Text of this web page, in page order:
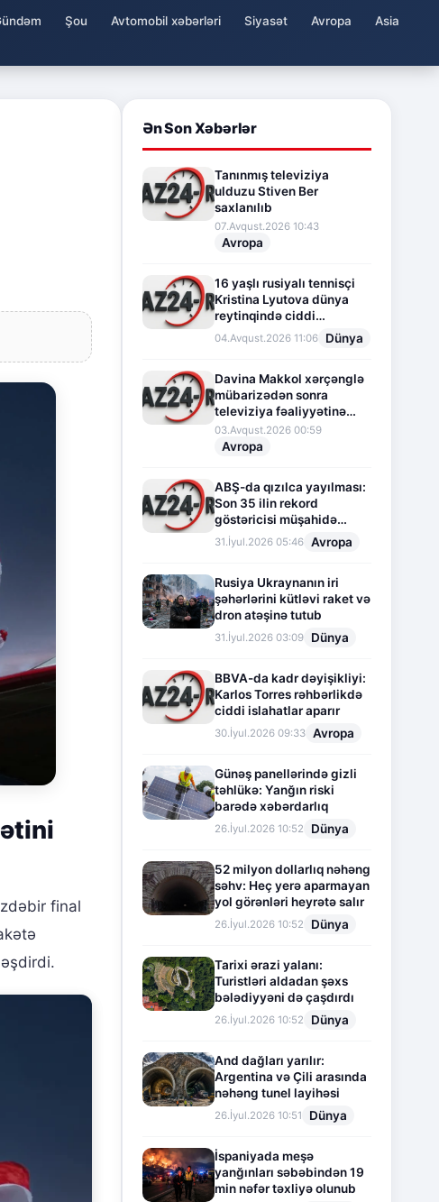
Şou Avtomobil xəbərləri Siyasət Avropa
Asia
final
Ən Son Xəbərlər
Tanınmış televiziya
ulduzu Stiven Ber
saxlanılıb
07.Avqust.2026 10:43
Avropa
16 yaşlı rusiyalı tennisçi
Kristina Lyutova dünya
reytinqində ciddi
irəliləyişə imza atdı
04.Avqust.2026 11:06 Dünya
Davina Makkol xərçənglə
mübarizədən sonra
televiziya fəaliyyətinə
fasilə verir
03.Avqust.2026 00:59
Avropa
ABŞ-da qızılca yayılması:
Son 35 ilin rekord
göstəricisi müşahidə
olunur
31.İyul.2026 05:46 Avropa
Rusiya Ukraynanın iri
şəhərlərini kütləvi raket və
dron atəşinə tutub
31.İyul.2026 03:09 Dünya
BBVA-da kadr dəyişikliyi:
Karlos Torres rəhbərlikdə
ciddi islahatlar aparır
30.İyul.2026 09:33 Avropa
Günəş panellərində gizli
təhlükə: Yanğın riski
barədə xəbərdarlıq
26.İyul.2026 10:52 Dünya
52 milyon dollarlıq nəhəng
səhv: Heç yerə aparmayan
yol görənləri heyrətə salır
26.İyul.2026 10:52 Dünya
Tarixi ərazi yalanı:
Turistləri aldadan şəxs
bələdiyyəni də çaşdırdı
26.İyul.2026 10:52 Dünya
And dağları yarılır:
Argentina və Çili arasında
nəhəng tunel layihəsi
26.İyul.2026 10:51 Dünya
İspaniyada meşə
yanğınları səbəbindən 19
min nəfər təxliyə olunub